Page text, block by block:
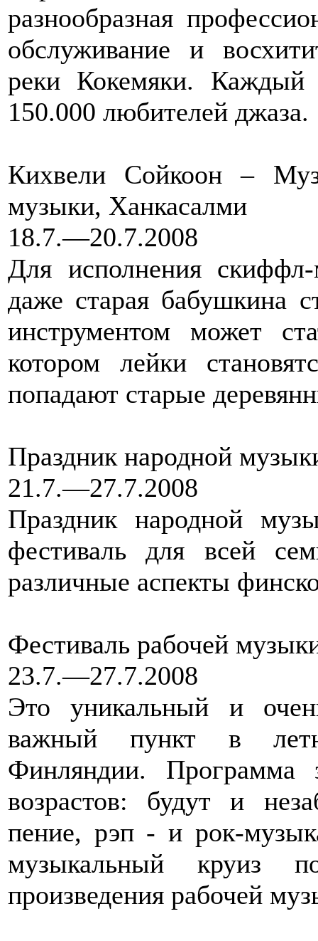
разнообразная
обслуживание и
реки Кокемяки.
150.000 любителей джаза.
Кихвели Сойкоон –
музыки, Ханкасалми
18.7.—20.7.2008
Для исполнения
даже старая бабушкина
инструментом может
котором лейки
попадают старые
Праздник народной
21.7.—27.7.2008
Праздник народной
фестиваль для всей
различные аспекты
Фестиваль рабочей
23.7.—27.7.2008
Это уникальный и
важный пункт в
Финляндии. Программа
возрастов: будут и
пение, рэп - и рок-
музыкальный круиз
произведения рабочей